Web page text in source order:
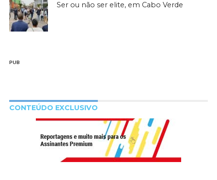
Ser ou não ser elite, em Cabo Verde
PUB
CONTEÚDO EXCLUSIVO